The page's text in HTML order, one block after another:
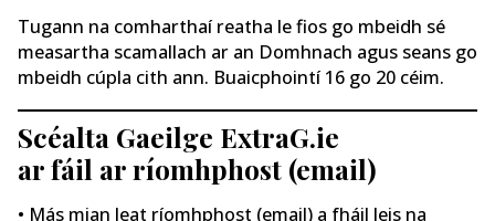
Tugann na comharthaí reatha le fios go mbeidh sé
measartha scamallach ar an Domhnach agus seans go
mbeidh cúpla cith ann. Buaicphointí 16 go 20 céim.
Scéalta Gaeilge ExtraG.ie
ar fáil ar ríomhphost (email)
• Más mian leat ríomhphost (email) a fháil leis na